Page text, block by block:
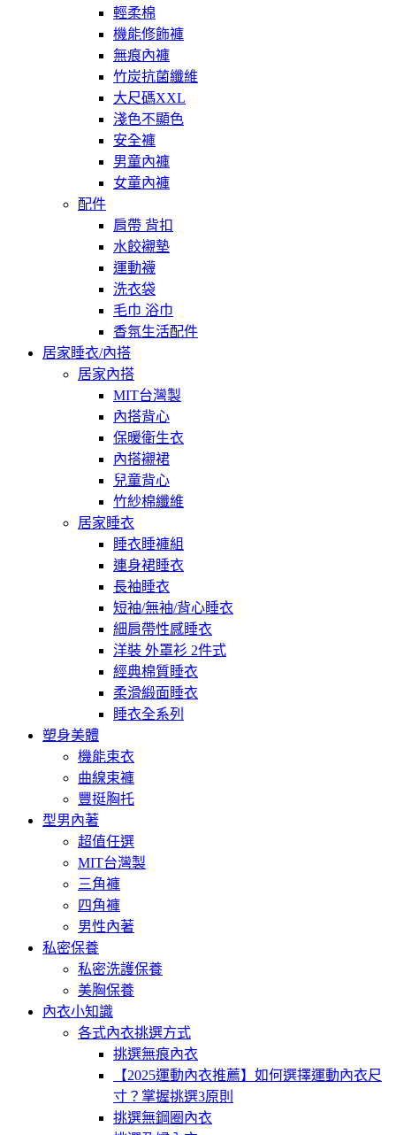
輕柔棉
機能修飾褲
無痕內褲
竹炭抗菌纖維
大尺碼XXL
淺色不顯色
安全褲
男童內褲
女童內褲
配件
肩帶 背扣
水餃襯墊
運動襪
洗衣袋
毛巾 浴巾
香氛生活配件
居家睡衣/內搭
居家內搭
MIT台灣製
內搭背心
保暖衛生衣
內搭襯裙
兒童背心
竹紗棉纖維
居家睡衣
睡衣睡褲組
連身裙睡衣
長袖睡衣
短袖/無袖/背心睡衣
細肩帶性感睡衣
洋裝 外罩衫 2件式
經典棉質睡衣
柔滑緞面睡衣
睡衣全系列
塑身美體
機能束衣
曲線束褲
豐挺胸托
型男內著
超值任選
MIT台灣製
三角褲
四角褲
男性內著
私密保養
私密洗護保養
美胸保養
內衣小知識
各式內衣挑選方式
挑選無痕內衣
【2025運動內衣推薦】如何選擇運動內衣尺
寸？掌握挑選3原則
挑選無鋼圈內衣